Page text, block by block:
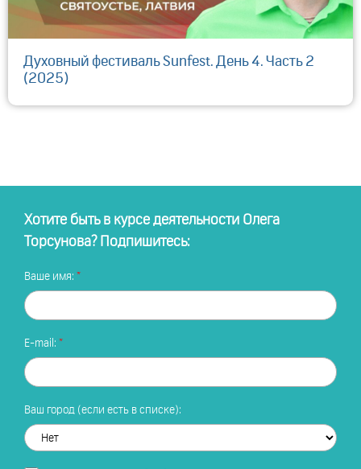
Духовный фестиваль Sunfest. День 4. Часть 2
(2025)
Хотите быть в курсе деятельности Олега
Торсунова? Подпишитесь:
Ваше имя:
E-mail:
Ваш город (если есть в списке):